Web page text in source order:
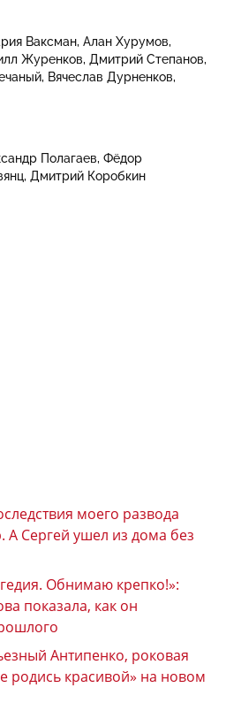
Ваксман Алан Хурумов
Журенков Дмитрий Степанов
Вячеслав Дурненков
Полагаев Фёдор
Дмитрий Коробкин
моего развода
А Сергей ушел из дома без
Обнимаю крепко!»:
показала, как он
Антипенко, роковая
родись красивой» на новом